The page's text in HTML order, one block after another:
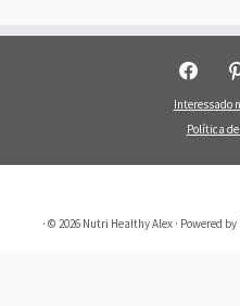
facebook
Interessado
Política
· © 2026 Nutri Healthy Alex· Powered by